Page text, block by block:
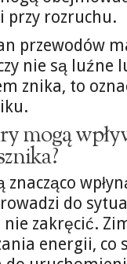
przy rozruchu.
przewodów
nie są luźne
znika, to
mogą
do
zakręcić.
energii, co